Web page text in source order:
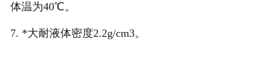
体温为40℃。
7. *大耐液体密度2.2g/cm3。